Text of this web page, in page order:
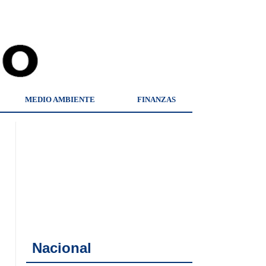
MEDIO AMBIENTE FINANZAS
Nacional